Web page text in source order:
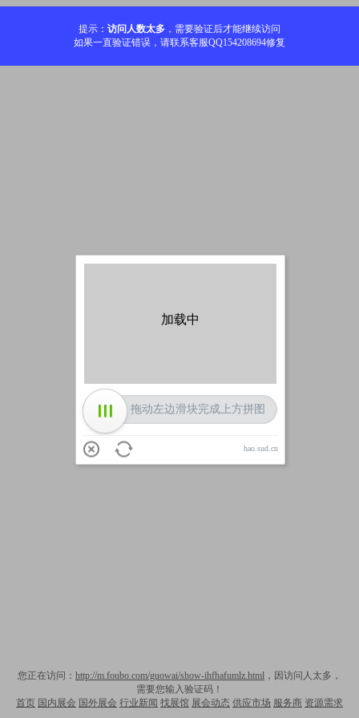
提示： 访问人数太多 ，需要验证后才能继续访问
如果一直验证错误，请联系客服QQ154208694修复
您正在访问： http://m.foubo.com/guowai/show-ihfhafumlz.html ，因访问人太多，
需要您输入验证码！
首页 国内展会 国外展会 行业新闻 找展馆 展会动态 供应市场 服务商 资源需求
加载中
拖动左边滑块完成上方拼图
hao.sud.cn